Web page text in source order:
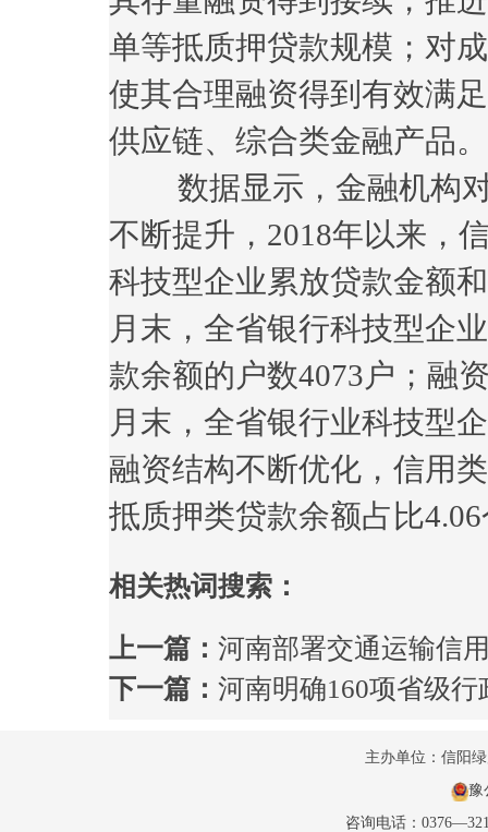
单等抵质押贷款规模；对
使其合理融资得到有效满
供应链、综合类金融产品。
数据显示，金融机构对
不断提升，2018年以来，
科技型企业累放贷款金额
月末，全省银行科技型企
款余额的户数4073户；融
月末，全省银行业科技型
融资结构不断优化，信用
抵质押类贷款余额占比
相关热词搜索：
上一篇： 河南部署交通运输信
下一篇： 河南明确160项省级
主办单位：信阳
豫
咨询电话：